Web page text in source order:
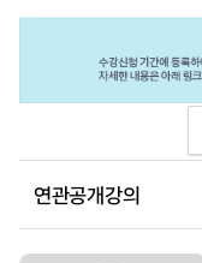
연관공개강의